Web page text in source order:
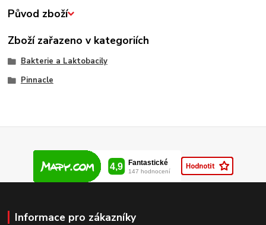
Původ zboží
Zboží zařazeno v kategoriích
Bakterie a Laktobacily
Pinnacle
Informace pro zákazníky